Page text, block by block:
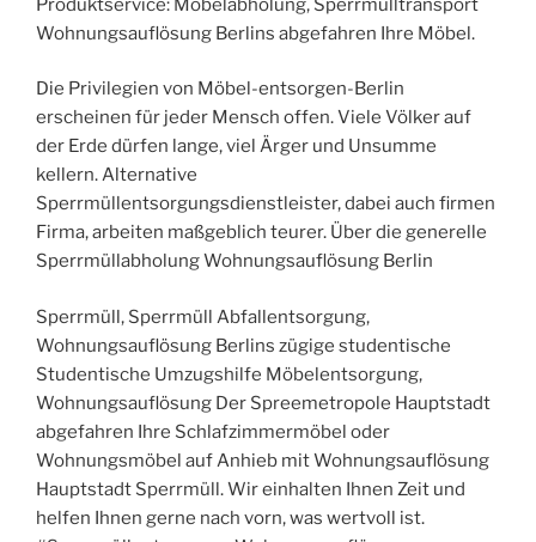
Wohnungsauflösung Berlins abgefahren Ihre Möbel.
Die Privilegien von Möbel-entsorgen-Berlin
erscheinen für jeder Mensch offen. Viele Völker auf
der Erde dürfen lange, viel Ärger und Unsumme
kellern. Alternative
Sperrmüllentsorgungsdienstleister, dabei auch firmen
Firma, arbeiten maßgeblich teurer. Über die generelle
Sperrmüllabholung Wohnungsauflösung Berlin
Sperrmüll, Sperrmüll Abfallentsorgung,
Wohnungsauflösung Berlins zügige studentische
Studentische Umzugshilfe Möbelentsorgung,
Wohnungsauflösung Der Spreemetropole Hauptstadt
abgefahren Ihre Schlafzimmermöbel oder
Wohnungsmöbel auf Anhieb mit Wohnungsauflösung
Hauptstadt Sperrmüll. Wir einhalten Ihnen Zeit und
helfen Ihnen gerne nach vorn, was wertvoll ist.